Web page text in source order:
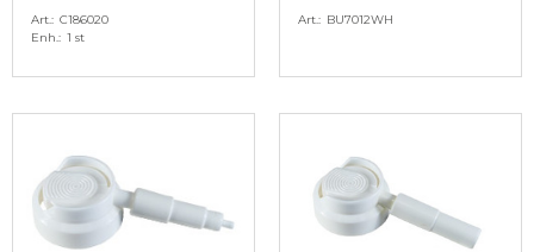
Art.
C186020
Enh.
1 st
Art. BU7012WH